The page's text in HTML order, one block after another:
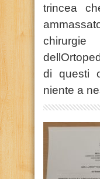
trincea
di questi
niente a